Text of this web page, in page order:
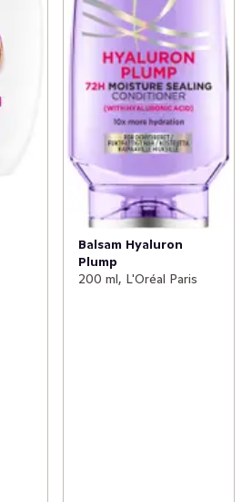
Balsam Hyaluron
Plump
200 ml, L'Oréal Paris